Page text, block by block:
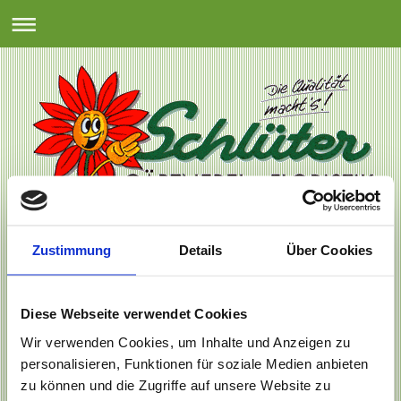
Zustimmung Details Über Cookies
Diese Webseite verwendet Cookies
Wir verwenden Cookies, um Inhalte und Anzeigen zu
personalisieren, Funktionen für soziale Medien anbieten
zu können und die Zugriffe auf unsere Website zu